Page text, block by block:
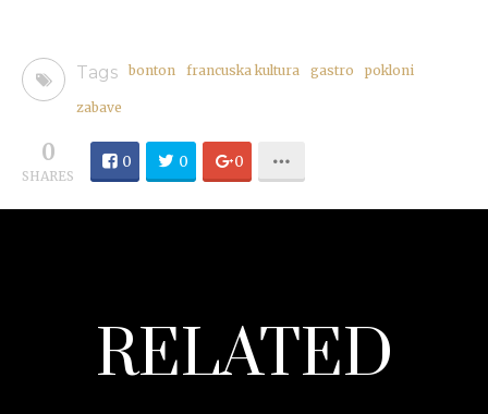
Tags bonton francuska kultura gastro pokloni
zabave
0
SHARES
0 0 0
RELATED